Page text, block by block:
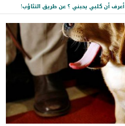
أن كلبي يحبني ؟ عن طريق التثاؤب!